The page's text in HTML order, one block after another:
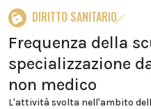
DIRITTO SANITARIO
Frequenza della
specializzazione
non medico
L'attività svolta nell'ambito